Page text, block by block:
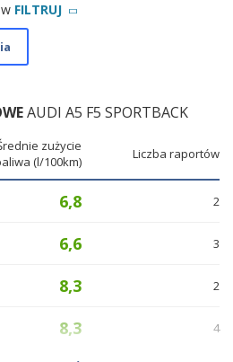
FILTRUJ
AUDI A5 F5 SPORTBACK
zużycie
(l/100km)
Liczba raportów
6,8 2
6,6 3
8,3 2
8,3 4